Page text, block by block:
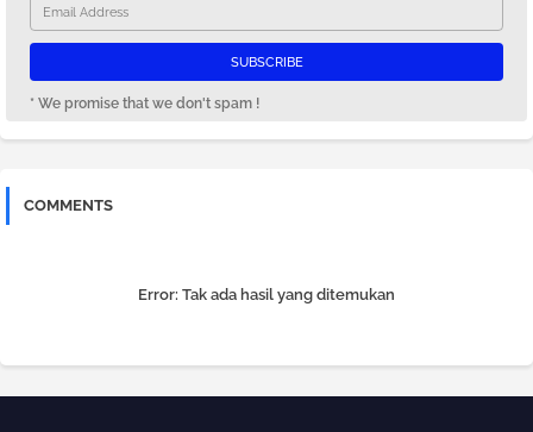
* We promise that we don't spam !
COMMENTS
Error: Tak ada hasil yang ditemukan